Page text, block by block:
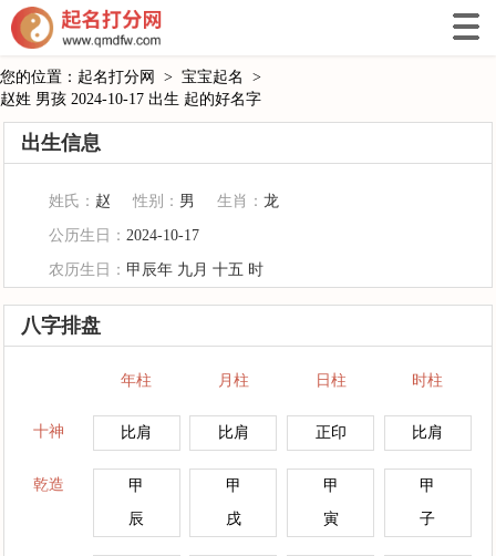
您的位置： 起名打分网 > 宝宝起名
>
赵姓 男孩 2024-10-17 出生 起的好名字
出生信息
姓氏： 赵 性别： 男 生肖：龙
公历生日：2024-10-17
农历生日： 甲辰年 九月 十五 时
八字排盘
年柱 月柱 日柱 时柱
十神 比肩 比肩 正印 比肩
乾造
甲
辰
甲
戌
甲
寅
甲
子